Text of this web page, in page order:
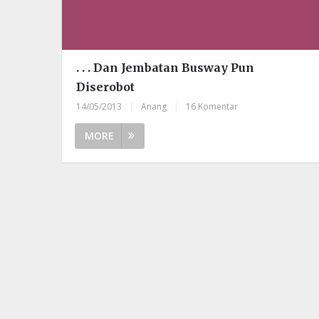
. . . Dan Jembatan Busway Pun
Diserobot
14/05/2013 Anang 16 Komentar
MORE